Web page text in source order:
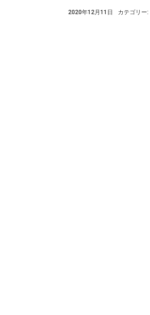
2020年12月11日 カテゴリー: